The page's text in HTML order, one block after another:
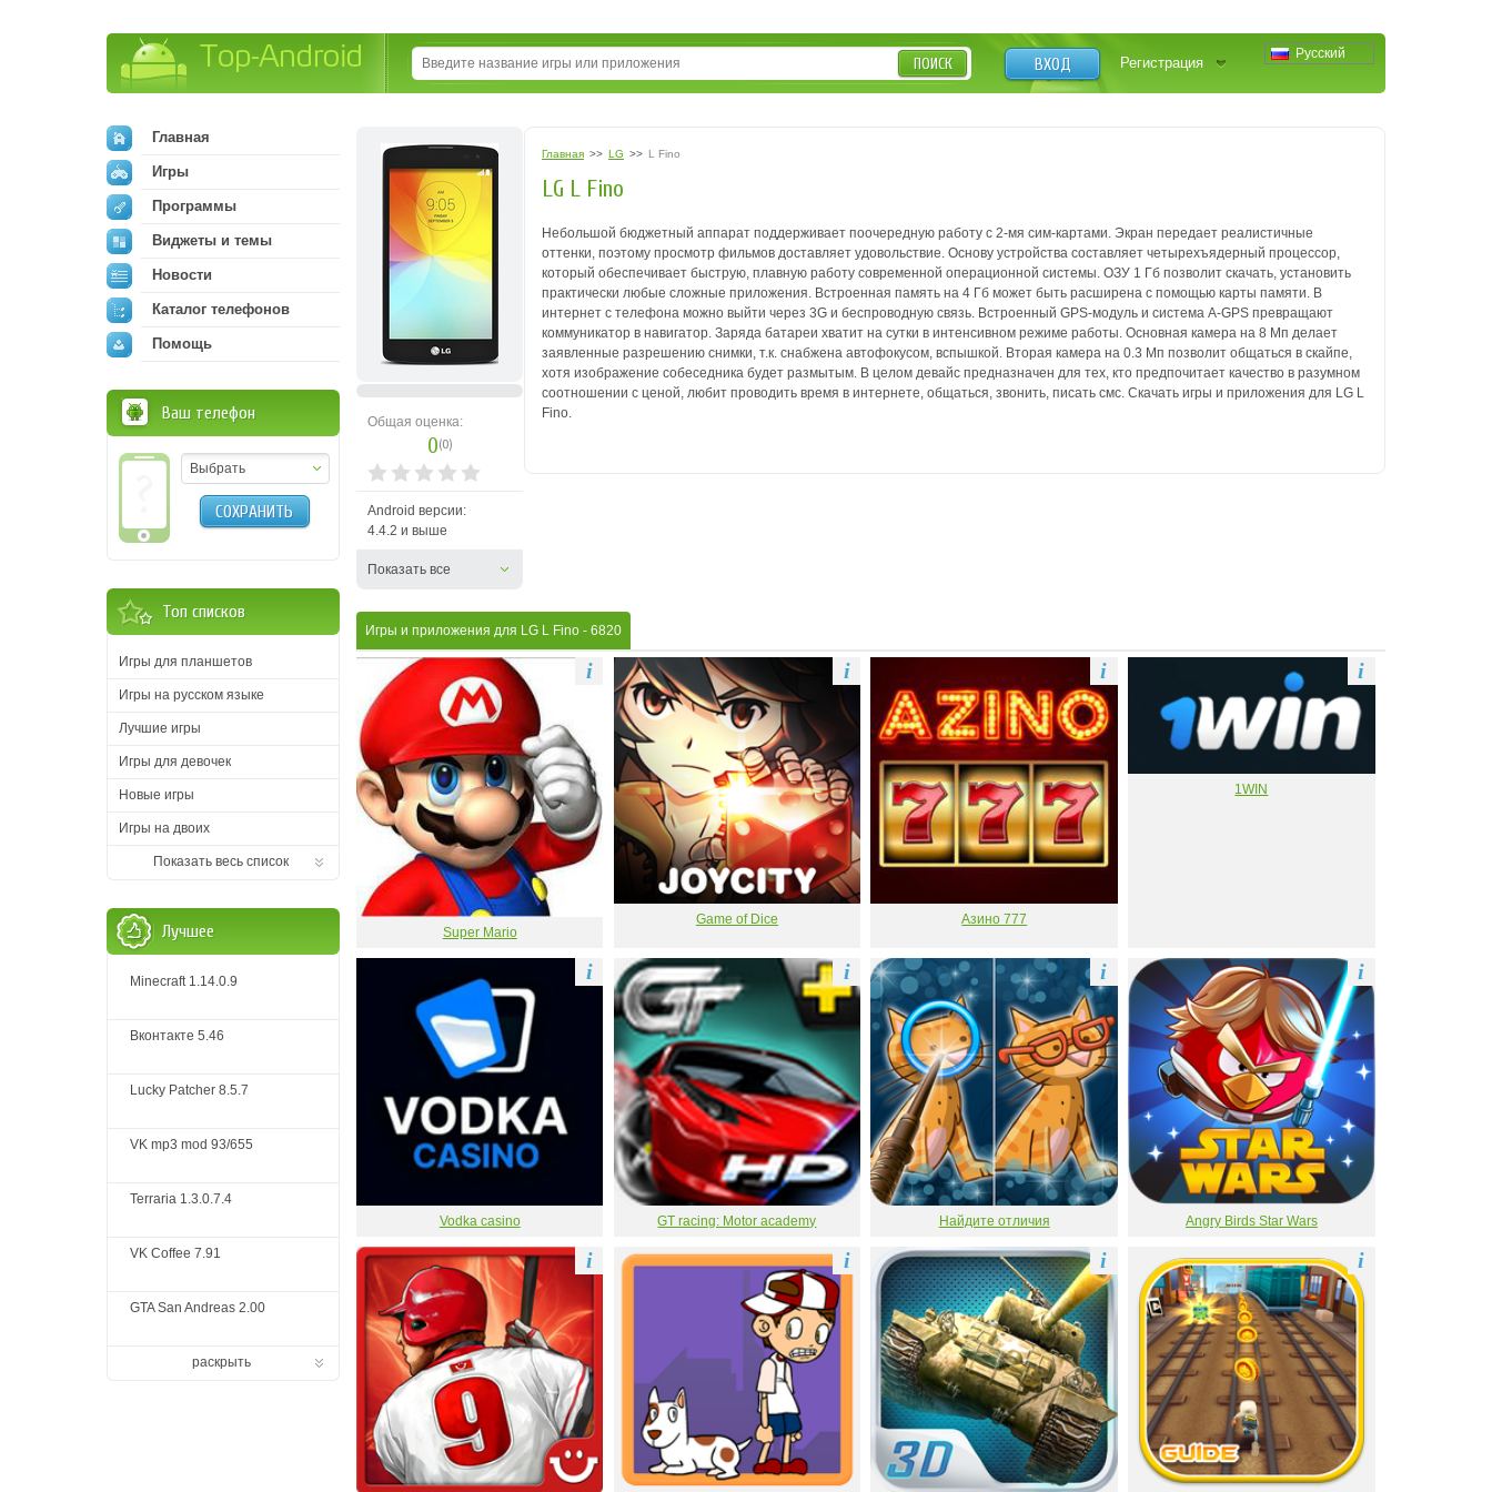
Русский
ВХОД Регистрация
ПОИСК
Общая оценка:
0(0)
Android версии:
4.4.2 и выше
Показать все
Главная >> LG >> L Fino
LG L Fino
Небольшой бюджетный аппарат поддерживает поочередную работу с 2-мя сим-картами. Экран передает реалистичные
оттенки, поэтому просмотр фильмов доставляет удовольствие. Основу устройства составляет четырехъядерный процессор,
который обеспечивает быструю, плавную работу современной операционной системы. ОЗУ 1 Гб позволит скачать, установить
практически любые сложные приложения. Встроенная память на 4 Гб может быть расширена с помощью карты памяти. В
интернет с телефона можно выйти через 3G и беспроводную связь. Встроенный GPS-модуль и система A-GPS превращают
коммуникатор в навигатор. Заряда батареи хватит на сутки в интенсивном режиме работы. Основная камера на 8 Мп делает
заявленные разрешению снимки, т.к. снабжена автофокусом, вспышкой. Вторая камера на 0.3 Мп позволит общаться в скайпе,
хотя изображение собеседника будет размытым. В целом девайс предназначен для тех, кто предпочитает качество в разумном
соотношении с ценой, любит проводить время в интернете, общаться, звонить, писать смс. Скачать игры и приложения для LG L
Fino.
Игры и приложения для LG L Fino - 6820
Super Mario
i
Game of Dice
i
Азино 777
i
1WIN
i
Vodka casino
i
GT racing: Motor academy
i
Найдите отличия
i
Angry Birds Star Wars
i
i i i i
Главная
Игры
Программы
Виджеты и темы
Новости
Каталог телефонов
Помощь
Ваш телефон
Выбрать
СОХРАНИТЬ
Топ списков
Игры для планшетов
Игры на русском языке
Лучшие игры
Игры для девочек
Новые игры
Игры на двоих
Показать весь список
Лучшее
Minecraft 1.14.0.9
Вконтакте 5.46
Lucky Patcher 8.5.7
VK mp3 mod 93/655
Terraria 1.3.0.7.4
VK Coffee 7.91
GTA San Andreas 2.00
раскрыть